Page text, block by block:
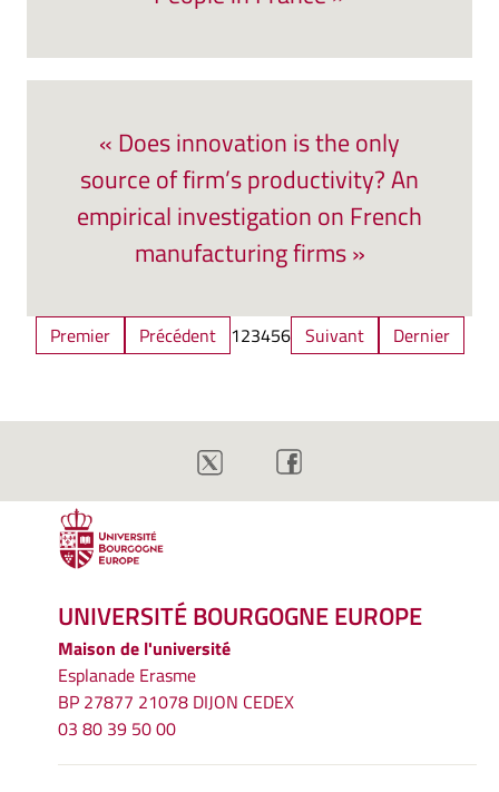
« Does innovation is the only
source of firm’s productivity? An
empirical investigation on French
manufacturing firms »
Premier Précédent 123456 Suivant Dernier
UNIVERSITÉ BOURGOGNE EUROPE
Maison de l'université
Esplanade Erasme
BP 27877 21078 DIJON CEDEX
03 80 39 50 00